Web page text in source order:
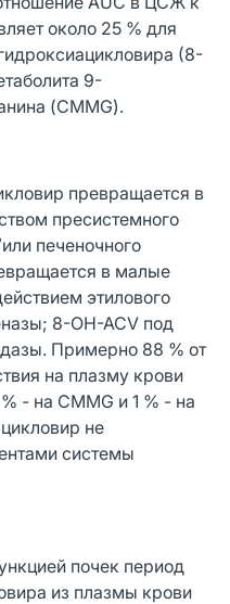
около 25 % для
(8-
9-
(CMMG).
превращается в
пресистемного
печеночного
в малые
этилового
8-OH-ACV под
Примерно 88 % от
на плазму крови
- на CMMG и 1 % - на
не
системы
почек период
из плазмы крови